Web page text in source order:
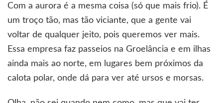
Com a aurora é a mesma coisa (só que mais frio). É
um troço tão, mas tão viciante, que a gente vai
voltar de qualquer jeito, pois queremos ver mais.
Essa empresa faz passeios na Groelância e em ilhas
ainda mais ao norte, em lugares bem próximos da
calota polar, onde dá para ver até ursos e morsas.